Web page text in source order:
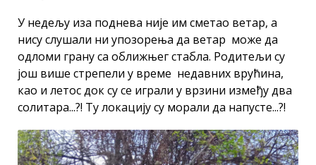
У недељу иза поднева није им сметао ветар, а
нису слушали ни упозорења да ветар може да
одломи грану са оближњег стабла. Родитељи су
још више стрепели у време недавних врућина,
као и летос док су се играли у врзини између два
солитара...?! Ту локацију су морали да напусте...?!